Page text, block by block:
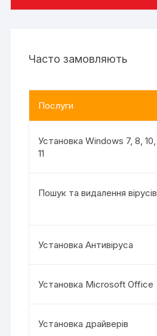
Часто замовляють
Послуги
Установка Windows 7, 8, 10,
11
Пошук та видалення вірусів
Установка Антивіруса
Установка Microsoft Office
Установка драйверів